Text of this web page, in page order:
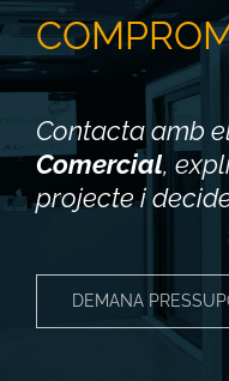
Contacta amb
Comercial,
projecte i
DEMANA